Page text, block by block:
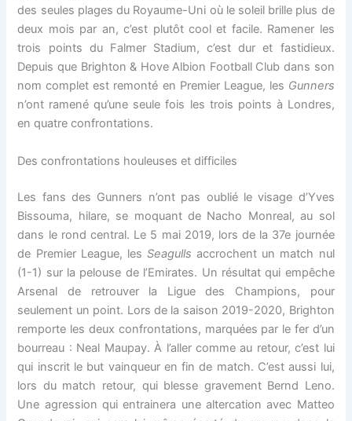
des seules plages du Royaume-Uni où le soleil brille plus de
deux mois par an, c’est plutôt cool et facile. Ramener les
trois points du Falmer Stadium, c’est dur et fastidieux.
Depuis que Brighton & Hove Albion Football Club dans son
nom complet est remonté en Premier League, les Gunners
n’ont ramené qu’une seule fois les trois points à Londres,
en quatre confrontations.
Des confrontations houleuses et difficiles
Les fans des Gunners n’ont pas oublié le visage d’Yves
Bissouma, hilare, se moquant de Nacho Monreal, au sol
dans le rond central. Le 5 mai 2019, lors de la 37e journée
de Premier League, les Seagulls accrochent un match nul
(1-1) sur la pelouse de l’Emirates. Un résultat qui empêche
Arsenal de retrouver la Ligue des Champions, pour
seulement un point. Lors de la saison 2019-2020, Brighton
remporte les deux confrontations, marquées par le fer d’un
bourreau : Neal Maupay. À l’aller comme au retour, c’est lui
qui inscrit le but vainqueur en fin de match. C’est aussi lui,
lors du match retour, qui blesse gravement Bernd Leno.
Une agression qui entrainera une altercation avec Matteo